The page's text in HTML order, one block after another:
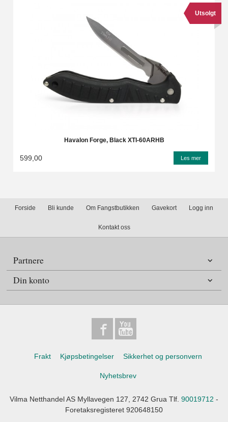
Havalon Forge, Black XTI-60ARHB
Utsolgt
599,00 Les mer
Forside Bli kunde Om Fangstbutikken Gavekort Logg inn
Kontakt oss
Partnere
Din konto
Frakt Kjøpsbetingelser Sikkerhet og personvern
Nyhetsbrev
Vilma Netthandel AS Myllavegen 127, 2742 Grua Tlf. 90019712 -
Foretaksregisteret 920648150